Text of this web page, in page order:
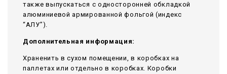
также выпускаться с односторонней обкладкой
алюминиевой армированной фольгой (индекс
“АЛУ”).
Дополнительная информация:
Храненить в сухом помещении, в коробках на
паллетах или отдельно в коробках. Коробки